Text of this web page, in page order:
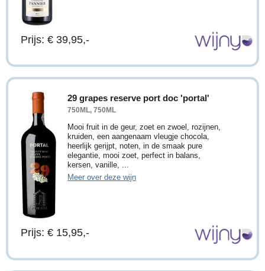
Prijs: € 39,95,-
29 grapes reserve port doc 'portal'
750ML, 750ML
Mooi fruit in de geur, zoet en zwoel, rozijnen,
kruiden, een aangenaam vleugje chocola,
heerlijk gerijpt, noten, in de smaak pure
elegantie, mooi zoet, perfect in balans,
kersen, vanille, ...
Meer over deze wijn
Prijs: € 15,95,-